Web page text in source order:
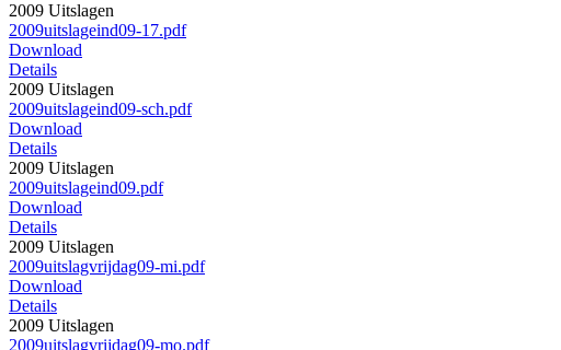
2009 Uitslagen
2009uitslageind09-17.pdf
Download
Details
2009 Uitslagen
2009uitslageind09-sch.pdf
Download
Details
2009 Uitslagen
2009uitslageind09.pdf
Download
Details
2009 Uitslagen
2009uitslagvrijdag09-mi.pdf
Download
Details
2009 Uitslagen
2009uitslagvrijdag09-mo.pdf